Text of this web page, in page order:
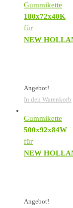
Gummikette
180x72x40K
für
NEW
Angebot!
In den Warenkorb
Gummikette
500x92x84W
für
NEW
Angebot!